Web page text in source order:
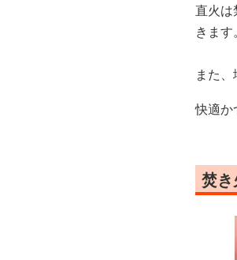
直火は
きます。
また
快適か
焚き